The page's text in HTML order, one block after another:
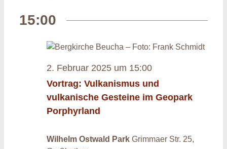
15:00
Vortrag: Vulkanismus und
vulkanische Gesteine im Geopark
Porphyrland
2. Februar 2025 um 15:00
Wilhelm Ostwald Park Grimmaer Str. 25,